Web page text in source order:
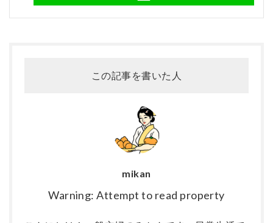
この記事を書いた人
mikan
Warning: Attempt to read property